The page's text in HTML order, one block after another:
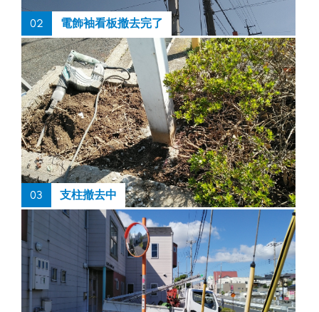
02 電飾袖看板撤去完了
03 支柱撤去中